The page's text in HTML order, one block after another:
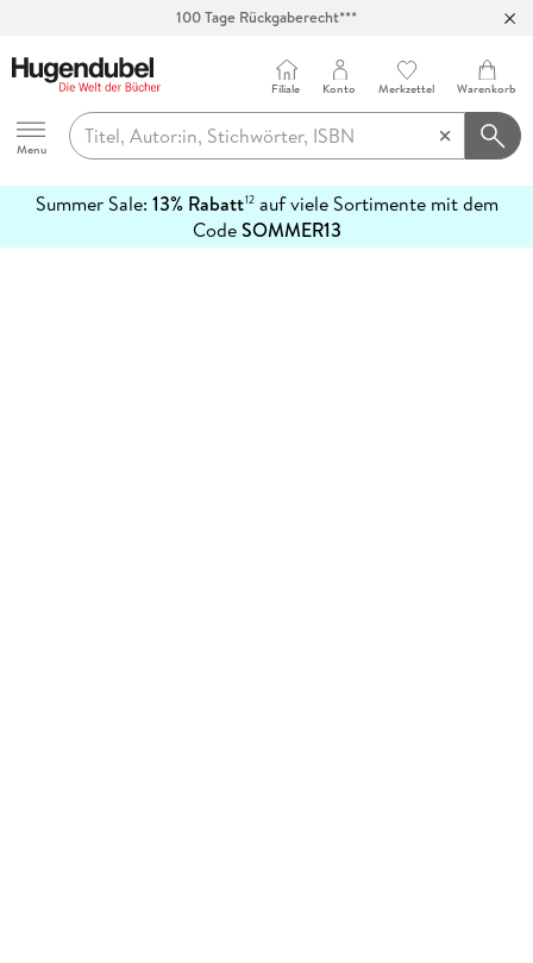
100 Tage Rückgaberecht***
Hugendubel
Menu
Filiale Konto Merkzettel Warenkorb
Summer Sale: 13% Rabatt12auf viele Sortimente mit dem
CodeSOMMER13
erfahren